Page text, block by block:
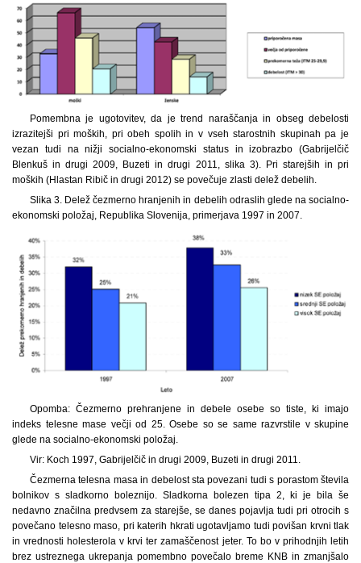
Pomembna je ugotovitev, da je trend naraščanja in obseg debelosti
izrazitejši pri moških, pri obeh spolih in v vseh starostnih skupinah pa je
vezan tudi na nižji socialno-ekonomski status in izobrazbo (Gabrijelčič
Blenkuš in drugi 2009, Buzeti in drugi 2011, slika 3). Pri starejših in pri
moških (Hlastan Ribič in drugi 2012) se povečuje zlasti delež debelih.
Slika 3. Delež čezmerno hranjenih in debelih odraslih glede na socialno-
ekonomski položaj, Republika Slovenija, primerjava 1997 in 2007.
Opomba: Čezmerno prehranjene in debele osebe so tiste, ki imajo
indeks telesne mase večji od 25. Osebe so se same razvrstile v skupine
glede na socialno-ekonomski položaj.
Vir: Koch 1997, Gabrijelčič in drugi 2009, Buzeti in drugi 2011.
Čezmerna telesna masa in debelost sta povezani tudi s porastom števila
bolnikov s sladkorno boleznijo. Sladkorna bolezen tipa 2, ki je bila še
nedavno značilna predvsem za starejše, se danes pojavlja tudi pri otrocih s
povečano telesno maso, pri katerih hkrati ugotavljamo tudi povišan krvni tlak
in vrednosti holesterola v krvi ter zamaščenost jeter. To bo v prihodnjih letih
brez ustreznega ukrepanja pomembno povečalo breme KNB in zmanjšalo